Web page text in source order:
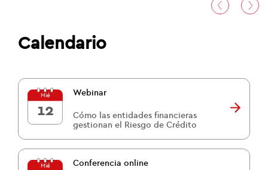
Calendario
Mié
12
Webinar
Cómo las entidades financieras
gestionan el Riesgo de Crédito
Mié Conferencia online